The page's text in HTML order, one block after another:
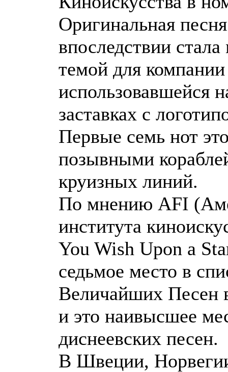
Оригинальная
впоследствии
темой для
использовавшейся
заставках с
Первые семь нот
позывными
круизных линий.
По мнению AFI
института
You Wish Upon a
седьмое место в
Величайших Песен
и это наивысшее
диснеевских песен.
В Швеции,